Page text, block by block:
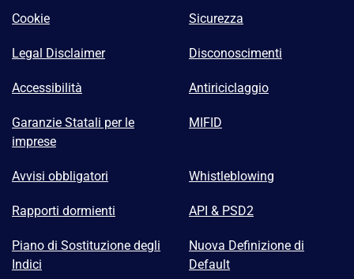
Cookie Sicurezza
Legal Disclaimer Disconoscimenti
Accessibilità Antiriciclaggio
Garanzie Statali per le
imprese
MIFID
Avvisi obbligatori Whistleblowing
Rapporti dormienti API & PSD2
Piano di Sostituzione degli
Indici
Nuova Definizione di
Default